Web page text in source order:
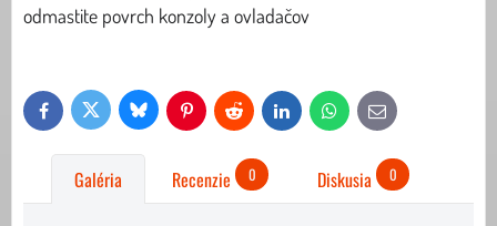
odmastite povrch konzoly a ovladačov
FacebookTwitter Bluesky PinterestReddit LinkedIn WhatsAppE-
mail
Galéria Recenzie 0 Diskusia 0